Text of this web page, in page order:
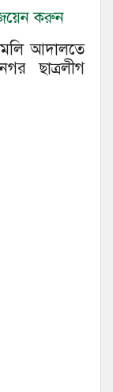
জয়েন করুন
আদালতে
ছাত্রলীগ